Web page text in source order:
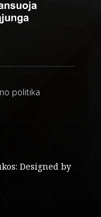
politika
Designed by